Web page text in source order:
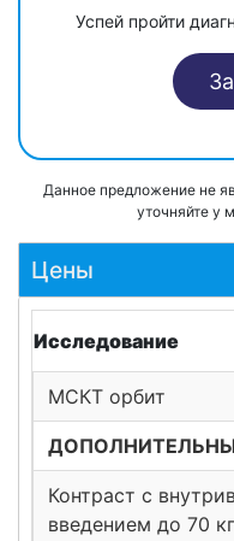
Успей пройти
Данное предложение не
уточняйте у
Цены
Исследование
МСКТ орбит
Контраст с
введением до 70 кг